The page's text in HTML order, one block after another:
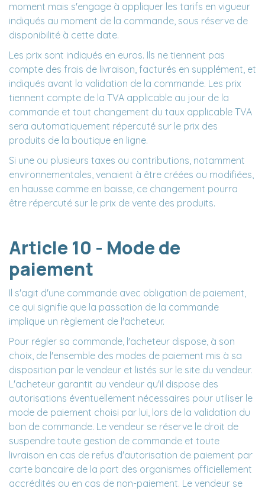
moment mais s'engage à appliquer les tarifs en vigueur
indiqués au moment de la commande, sous réserve de
disponibilité à cette date.
Les prix sont indiqués en euros. Ils ne tiennent pas
compte des frais de livraison, facturés en supplément, et
indiqués avant la validation de la commande. Les prix
tiennent compte de la TVA applicable au jour de la
commande et tout changement du taux applicable TVA
sera automatiquement répercuté sur le prix des
produits de la boutique en ligne.
Si une ou plusieurs taxes ou contributions, notamment
environnementales, venaient à être créées ou modifiées,
en hausse comme en baisse, ce changement pourra
être répercuté sur le prix de vente des produits.
Article 10 - Mode de
paiement
Il s'agit d'une commande avec obligation de paiement,
ce qui signifie que la passation de la commande
implique un règlement de l'acheteur.
Pour régler sa commande, l'acheteur dispose, à son
choix, de l'ensemble des modes de paiement mis à sa
disposition par le vendeur et listés sur le site du vendeur.
L'acheteur garantit au vendeur qu'il dispose des
autorisations éventuellement nécessaires pour utiliser le
mode de paiement choisi par lui, lors de la validation du
bon de commande. Le vendeur se réserve le droit de
suspendre toute gestion de commande et toute
livraison en cas de refus d'autorisation de paiement par
carte bancaire de la part des organismes officiellement
accrédités ou en cas de non-paiement. Le vendeur se